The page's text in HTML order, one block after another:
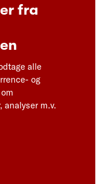
fra
alle
og
analyser m.v.